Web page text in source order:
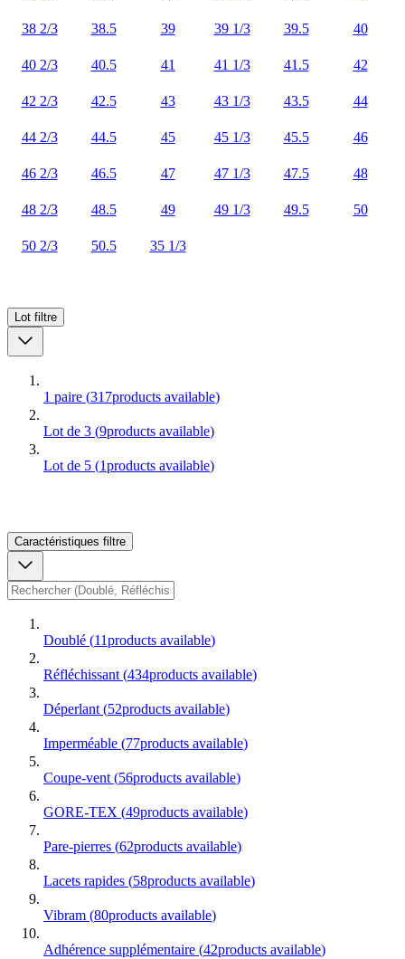
38 2/3 38.5 39 39 1/3 39.5 40
40 2/3 40.5 41 41 1/3 41.5 42
42 2/3 42.5 43 43 1/3 43.5 44
44 2/3 44.5 45 45 1/3 45.5 46
46 2/3 46.5 47 47 1/3 47.5 48
48 2/3 48.5 49 49 1/3 49.5 50
50 2/3 50.5 35 1/3
Lot filtre
1 paire (317products available)
Lot de 3 (9products available)
Lot de 5 (1products available)
Caractéristiques filtre
Doublé (11products available)
Réfléchissant (434products available)
Déperlant (52products available)
Imperméable (77products available)
Coupe-vent (56products available)
GORE-TEX (49products available)
Pare-pierres (62products available)
Lacets rapides (58products available)
Vibram (80products available)
Adhérence supplémentaire (42products available)